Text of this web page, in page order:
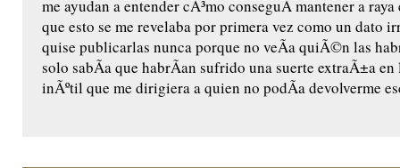
me ayudan a entender cÃ³mo conseguÃ­ mantener a
que esto se me revelaba por primera vez como un dato
quise publicarlas nunca porque no veÃ­a quiÃ©n las
solo sabÃ­a que habrÃ­an sufrido una suerte extraÃ±a
inÃºtil que me dirigiera a quien no podÃ­a devolverme